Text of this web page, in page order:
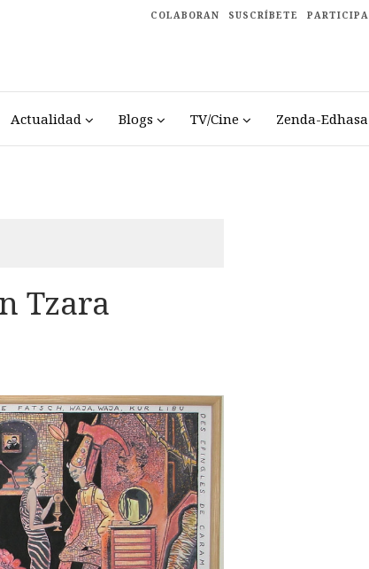
COLABORAN SUSCRÍBETE PARTICIPA
Actualidad Blogs TV/Cine Zenda-Edhasa
Tzara